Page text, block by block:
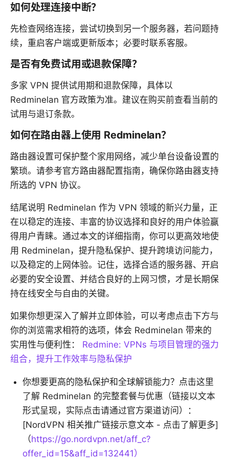
如何处理连接中断？
先检查网络连接，尝试切换到另一个服务器，若问题持
续，重启客户端或更新版本；必要时联系客服。
是否有免费试用或退款保障？
多家 VPN 提供试用期和退款保障，具体以
Redminelan 官方政策为准。建议在购买前查看当前的
试用与退订条款。
如何在路由器上使用 Redminelan？
路由器设置可保护整个家用网络，减少单台设备设置的
繁琐。请参考官方路由器配置指南，确保你路由器支持
所选的 VPN 协议。
结尾说明 Redminelan 作为 VPN 领域的新兴力量，正
在以稳定的连接、丰富的协议选择和良好的用户体验赢
得用户青睐。通过本文的详细指南，你可以更高效地使
用 Redminelan，提升隐私保护、提升跨境访问能力，
以及稳定的上网体验。记住，选择合适的服务器、开启
必要的安全设置、并结合良好的上网习惯，才是长期保
持在线安全与自由的关键。
如果你想更深入了解并立即体验，可以考虑点击下方与
你的浏览需求相符的选项，体会 Redminelan 带来的
实用性与便利性： Redmine: VPNs 与项目管理的强力
组合，提升工作效率与隐私保护
你想要更高的隐私保护和全球解锁能力？点击这里
了解 Redminelan 的完整套餐与优惠（链接以文本
形式呈现，实际点击请通过官方渠道访问）：
[NordVPN 相关推广链接示意文本 - 点击了解更多]
（https://go.nordvpn.net/aff_c?
offer_id=15&aff_id=132441）